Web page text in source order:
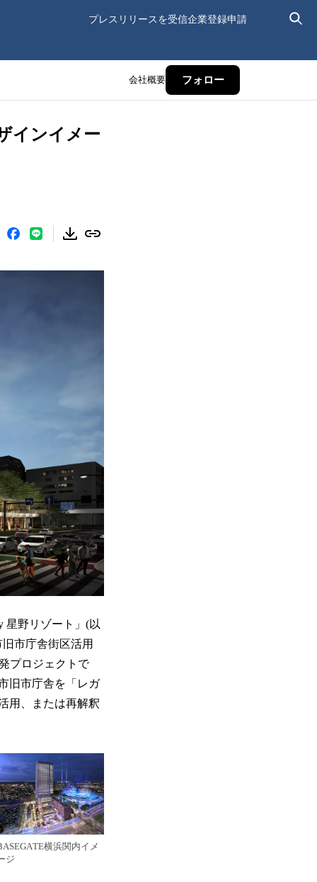
プレスリリースを受信企業登録申請
会社概要 フォロー
インイメー
星野リゾート」(以
市庁舎街区活用
プロジェクトで
旧市庁舎を「レガ
用、または再解釈
横浜関内イメ
ジ